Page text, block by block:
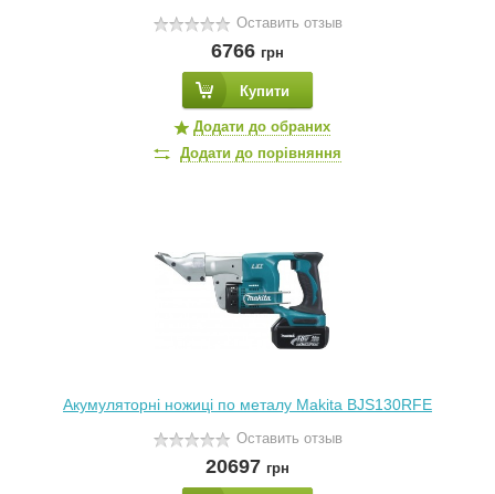
Оставить отзыв
6766 грн
Купити
Додати до обраних
Додати до порівняння
Акумуляторні ножиці по металу Makita BJS130RFE
Оставить отзыв
20697 грн